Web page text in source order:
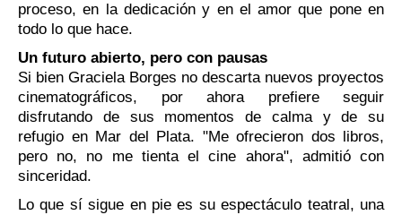
proceso, en la dedicación y en el amor que pone en
todo lo que hace.
Un futuro abierto, pero con pausas
Si bien Graciela Borges no descarta nuevos proyectos
cinematográficos, por ahora prefiere seguir
disfrutando de sus momentos de calma y de su
refugio en Mar del Plata. "Me ofrecieron dos libros,
pero no, no me tienta el cine ahora", admitió con
sinceridad.
Lo que sí sigue en pie es su espectáculo teatral, una